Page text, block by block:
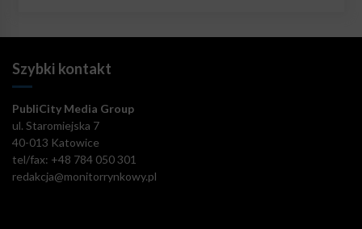
Szybki kontakt
PubliCity Media Group
ul. Staromiejska 7
40-013 Katowice
tel/fax: +48 784 050 301
redakcja@monitorrynkowy.pl